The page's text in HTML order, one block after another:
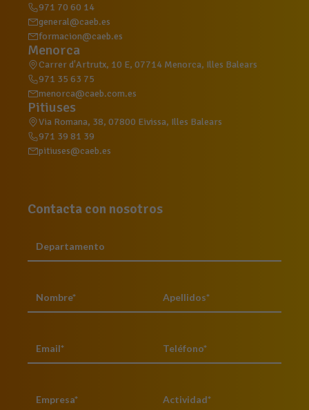
971 70 60 14
general@caeb.es
formacion@caeb.es
Menorca
Carrer d'Artrutx, 10 E, 07714 Menorca, Illes Balears
971 35 63 75
menorca@caeb.com.es
Pitiuses
Via Romana, 38, 07800 Eivissa, Illes Balears
971 39 81 39
pitiuses@caeb.es
Contacta con nosotros